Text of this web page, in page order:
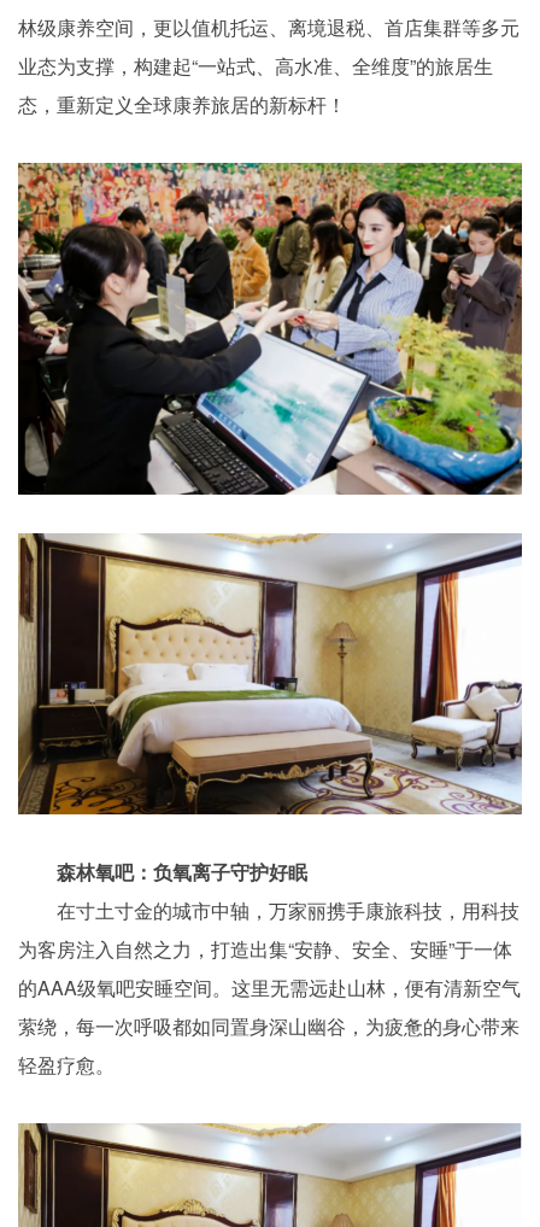
林级康养空间，更以值机托运、离境退税、首店集群等多元
业态为支撑，构建起“一站式、高水准、全维度”的旅居生
态，重新定义全球康养旅居的新标杆！
森林氧吧：负氧离子守护好眠
在寸土寸金的城市中轴，万家丽携手康旅科技，用科技
为客房注入自然之力，打造出集“安静、安全、安睡”于一体
的AAA级氧吧安睡空间。这里无需远赴山林，便有清新空气
萦绕，每一次呼吸都如同置身深山幽谷，为疲惫的身心带来
轻盈疗愈。